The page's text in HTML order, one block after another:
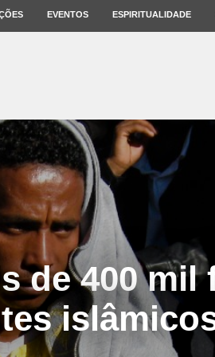
EVENTOS ESPIRITUALIDADE
de 400 mil